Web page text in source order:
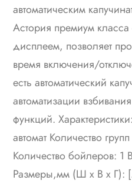
автоматическим
Астория премиум
дисплеем, позволяет
время включения/
есть автоматический
автоматизации
функций.
автомат Количество
Количество бойлеров: 1
Размеры,мм (Ш х В х Г):